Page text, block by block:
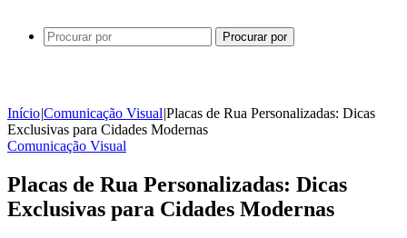
Procurar por
Início|Comunicação Visual|Placas de Rua Personalizadas: Dicas
Exclusivas para Cidades Modernas
Comunicação Visual
Placas de Rua Personalizadas: Dicas
Exclusivas para Cidades Modernas